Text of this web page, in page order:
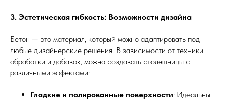
3. Эстетическая гибкость: Возможности дизайна
Бетон — это материал, который можно адаптировать под
любые дизайнерские решения. В зависимости от техники
обработки и добавок, можно создавать столешницы с
различными эффектами:
Гладкие и полированные поверхности: Идеальны